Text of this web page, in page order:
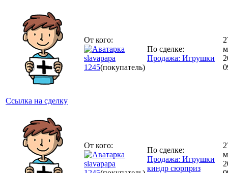
Ссылка на сделку
От кого:
slavapapa
1245(покупатель)
По сделке:
Продажа: Игрушки
От кого:
slavapapa
По сделке:
Продажа: Игрушки
киндр сюрприз